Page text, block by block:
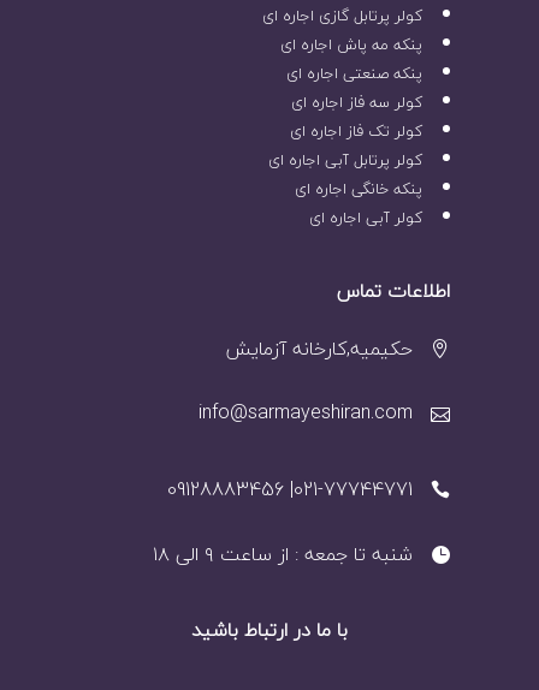
کولر پرتابل گازی اجاره ای
پنکه مه پاش اجاره ای
پنکه صنعتی اجاره ای
کولر سه فاز اجاره ای
کولر تک فاز اجاره ای
کولر پرتابل آبی اجاره ای
پنکه خانگی اجاره ای
کولر آبی اجاره ای
اطلاعات تماس
حکیمیه,کارخانه آزمایش
info@sarmayeshiran.com
021-77744771| 09128883456
شنبه تا جمعه : از ساعت ۹ الی ۱۸
با ما در ارتباط باشید